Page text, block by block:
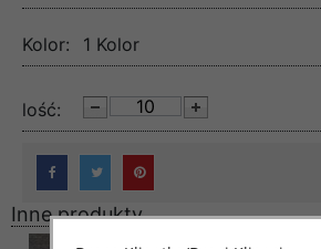
Kolor: 1 Kolor
lość:
Inne produkty